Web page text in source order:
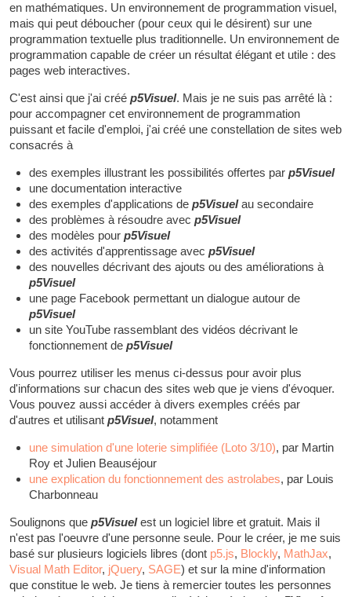
en mathématiques. Un environnement de programmation visuel,
mais qui peut déboucher (pour ceux qui le désirent) sur une
programmation textuelle plus traditionnelle. Un environnement de
programmation capable de créer un résultat élégant et utile : des
pages web interactives.
C'est ainsi que j'ai créé p5Visuel. Mais je ne suis pas arrêté là :
pour accompagner cet environnement de programmation
puissant et facile d'emploi, j'ai créé une constellation de sites web
consacrés à
des exemples illustrant les possibilités offertes par p5Visuel
une documentation interactive
des exemples d'applications de p5Visuelau secondaire
des problèmes à résoudre avec p5Visuel
des modèles pour p5Visuel
des activités d'apprentissage avec p5Visuel
des nouvelles décrivant des ajouts ou des améliorations à
p5Visuel
une page Facebook permettant un dialogue autour de
p5Visuel
un site YouTube rassemblant des vidéos décrivant le
fonctionnement de p5Visuel
Vous pourrez utiliser les menus ci-dessus pour avoir plus
d'informations sur chacun des sites web que je viens d'évoquer.
Vous pouvez aussi accéder à divers exemples créés par
d'autres et utilisant p5Visuel, notamment
une simulation d'une loterie simplifiée (Loto 3/10), par Martin
Roy et Julien Beauséjour
une explication du fonctionnement des astrolabes, par Louis
Charbonneau
Soulignons que p5Visuelest un logiciel libre et gratuit. Mais il
n'est pas l'oeuvre d'une personne seule. Pour le créer, je me suis
basé sur plusieurs logiciels libres (dont p5.js, Blockly, MathJax,
Visual Math Editor, jQuery, SAGE) et sur la mine d'information
que constitue le web. Je tiens à remercier toutes les personnes